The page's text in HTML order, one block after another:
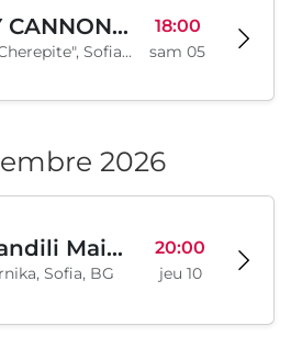
PARTY CANNON live in Sofia
Klub "Pri Cherepite", Sofia, BG
18:00
sam 05
2026
Trio Mandili Maimunarnika- Sofia
Sofia, BG
20:00
jeu 10